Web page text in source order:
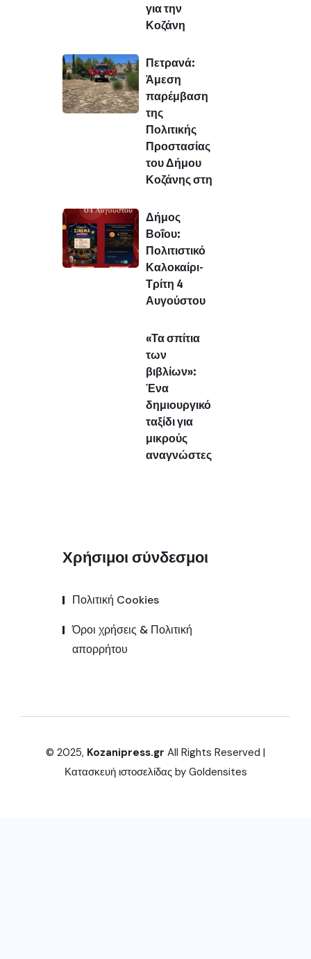
για την
Κοζάνη
Πετρανά:
Άμεση
παρέμβαση
της
Πολιτικής
Προστασίας
του Δήμου
Κοζάνης στη
Δήμος
Βοΐου:
Πολιτιστικό
Καλοκαίρι-
Τρίτη 4
Αυγούστου
«Τα σπίτια
των
βιβλίων»:
Ένα
δημιουργικό
ταξίδι για
μικρούς
αναγνώστες
Χρήσιμοι σύνδεσμοι
Πολιτική Cookies
Όροι χρήσεις & Πολιτική
απορρήτου
© 2025, Kozanipress.gr All Rights Reserved |
Κατασκευή ιστοσελίδας by Goldensites